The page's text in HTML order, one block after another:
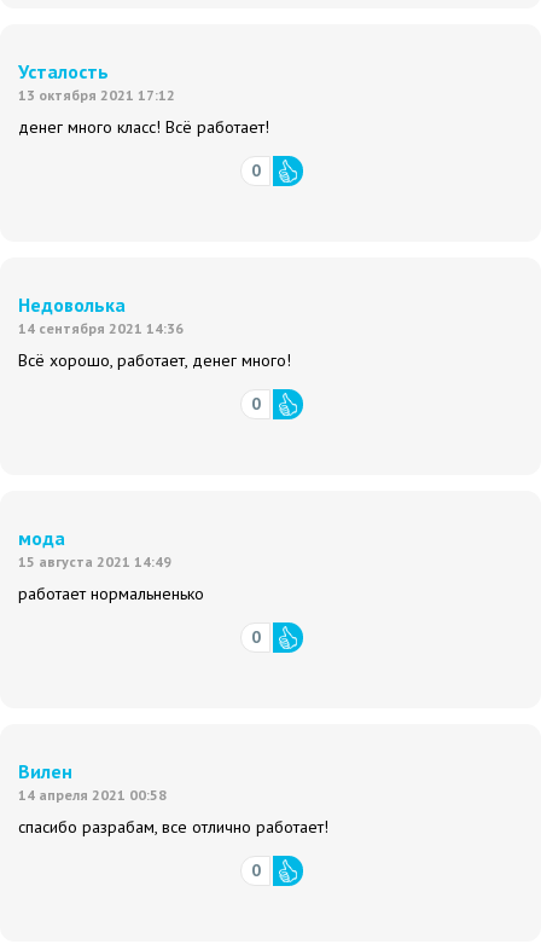
Усталость
13 октября 2021 17:12
денег много класс! Всё работает!
0
Недоволька
14 сентября 2021 14:36
Всё хорошо, работает, денег много!
0
мода
15 августа 2021 14:49
работает нормальненько
0
Вилен
14 апреля 2021 00:58
спасибо разрабам, все отлично работает!
0